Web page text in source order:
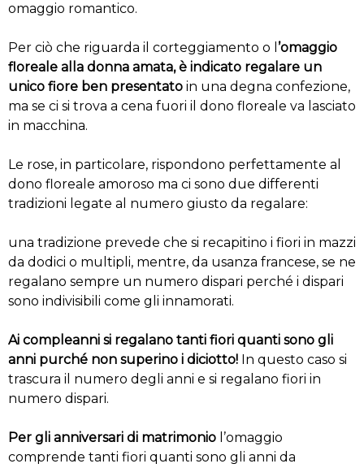
omaggio romantico.
Per ciò che riguarda il corteggiamento o l ’omaggio
floreale alla donna amata, è indicato regalare un
unico fiore ben presentato in una degna confezione,
ma se ci si trova a cena fuori il dono floreale va lasciato
in macchina.
Le rose, in particolare, rispondono perfettamente al
dono floreale amoroso ma ci sono due differenti
tradizioni legate al numero giusto da regalare:
una tradizione prevede che si recapitino i fiori in mazzi
da dodici o multipli, mentre, da usanza francese, se ne
regalano sempre un numero dispari perché i dispari
sono indivisibili come gli innamorati.
Ai compleanni si regalano tanti fiori quanti sono gli
anni purché non superino i diciotto! In questo caso si
trascura il numero degli anni e si regalano fiori in
numero dispari.
Per gli anniversari di matrimonio l’omaggio
comprende tanti fiori quanti sono gli anni da